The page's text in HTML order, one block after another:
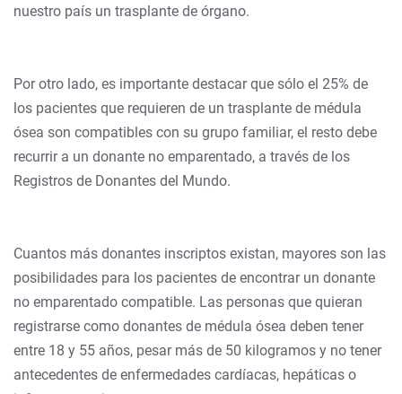
nuestro país un trasplante de órgano.
Por otro lado, es importante destacar que sólo el 25% de
los pacientes que requieren de un trasplante de médula
ósea son compatibles con su grupo familiar, el resto debe
recurrir a un donante no emparentado, a través de los
Registros de Donantes del Mundo.
Cuantos más donantes inscriptos existan, mayores son las
posibilidades para los pacientes de encontrar un donante
no emparentado compatible. Las personas que quieran
registrarse como donantes de médula ósea deben tener
entre 18 y 55 años, pesar más de 50 kilogramos y no tener
antecedentes de enfermedades cardíacas, hepáticas o